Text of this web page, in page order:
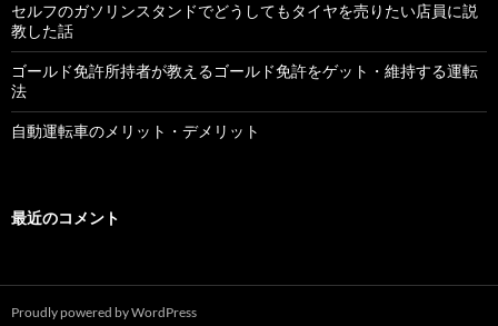
セルフのガソリンスタンドでどうしてもタイヤを売りたい店員に説
教した話
ゴールド免許所持者が教えるゴールド免許をゲット・維持する運転
法
自動運転車のメリット・デメリット
最近のコメント
Proudly powered by WordPress